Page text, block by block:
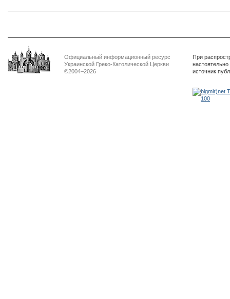
Официальный информационный ресурс
Украинской Греко-Католической Церкви
©2004–2026
При
источник